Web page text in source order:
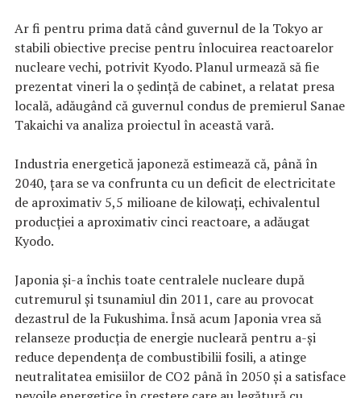
Ar fi pentru prima dată când guvernul de la Tokyo ar
stabili obiective precise pentru înlocuirea reactoarelor
nucleare vechi, potrivit Kyodo. Planul urmează să fie
prezentat vineri la o şedinţă de cabinet, a relatat presa
locală, adăugând că guvernul condus de premierul Sanae
Takaichi va analiza proiectul în această vară.
Industria energetică japoneză estimează că, până în
2040, ţara se va confrunta cu un deficit de electricitate
de aproximativ 5,5 milioane de kilowaţi, echivalentul
producţiei a aproximativ cinci reactoare, a adăugat
Kyodo.
Japonia şi-a închis toate centralele nucleare după
cutremurul şi tsunamiul din 2011, care au provocat
dezastrul de la Fukushima. Însă acum Japonia vrea să
relanseze producţia de energie nucleară pentru a-şi
reduce dependenţa de combustibilii fosili, a atinge
neutralitatea emisiilor de CO2 până în 2050 şi a satisface